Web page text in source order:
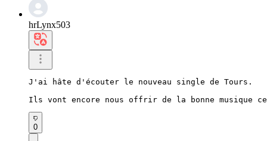
hrLynx503
J'ai hâte d'écouter le nouveau single de Tours.
Ils vont encore nous offrir de la bonne musique
0